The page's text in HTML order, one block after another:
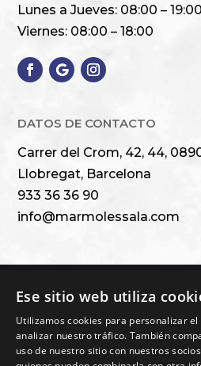
Lunes a Jueves: 08:00 – 19:00
Viernes: 08:00 – 18:00
DATOS DE CONTACTO
Carrer del Crom, 42, 44,
Llobregat, Barcelona
933 36 36 90
info@marmolessala.com
Financiado por la Unión
Ese sitio web utiliza
Utilizamos cookies para personalizar
analizar nuestro tráfico. También
uso de nuestro sitio con nuestros